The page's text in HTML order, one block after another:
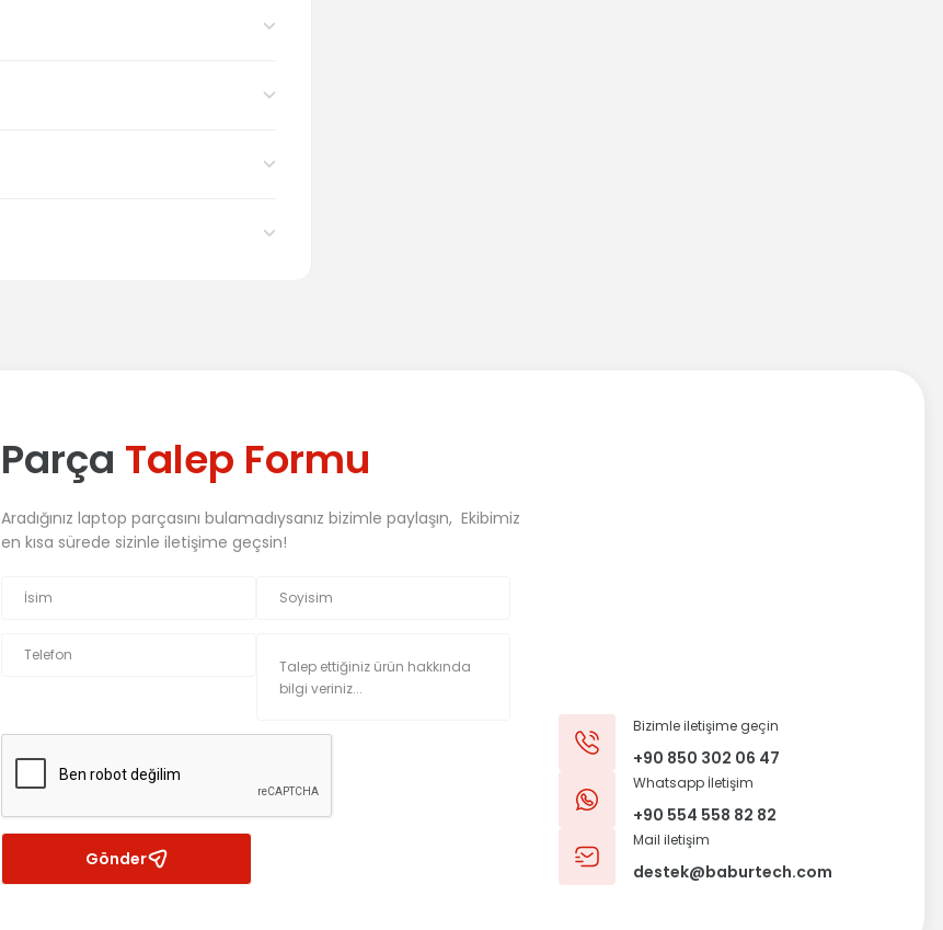
Parça Talep Formu
Aradığınız laptop parçasını bulamadıysanız bizimle paylaşın, Ekibimiz
en kısa sürede sizinle iletişime geçsin!
Gönder
Bizimle iletişime geçin
+90 850 302 06 47
Whatsapp İletişim
+90 554 558 82 82
Mail iletişim
destek@baburtech.com